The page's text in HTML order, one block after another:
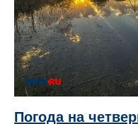
Погода на